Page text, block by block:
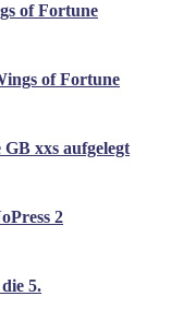
of Fortune
of Fortune
xxs aufgelegt
2
5.